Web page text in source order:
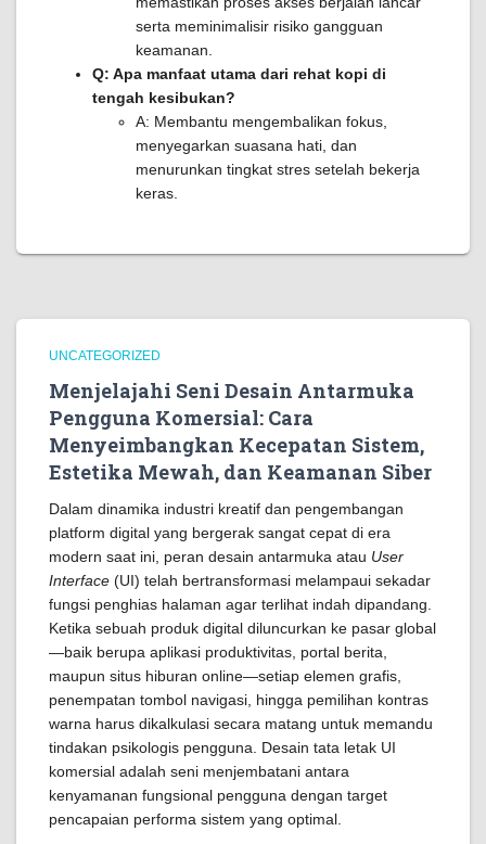
serta meminimalisir risiko gangguan
keamanan.
Q: Apa manfaat utama dari rehat kopi di
tengah kesibukan?
A: Membantu mengembalikan fokus,
menyegarkan suasana hati, dan
menurunkan tingkat stres setelah bekerja
keras.
UNCATEGORIZED
Menjelajahi Seni Desain Antarmuka
Pengguna Komersial: Cara
Menyeimbangkan Kecepatan Sistem,
Estetika Mewah, dan Keamanan Siber
Dalam dinamika industri kreatif dan pengembangan
platform digital yang bergerak sangat cepat di era
modern saat ini, peran desain antarmuka atau User
Interface (UI) telah bertransformasi melampaui sekadar
fungsi penghias halaman agar terlihat indah dipandang.
Ketika sebuah produk digital diluncurkan ke pasar global
—baik berupa aplikasi produktivitas, portal berita,
maupun situs hiburan online—setiap elemen grafis,
penempatan tombol navigasi, hingga pemilihan kontras
warna harus dikalkulasi secara matang untuk memandu
tindakan psikologis pengguna. Desain tata letak UI
komersial adalah seni menjembatani antara
kenyamanan fungsional pengguna dengan target
pencapaian performa sistem yang optimal.